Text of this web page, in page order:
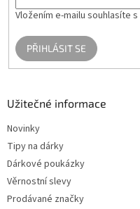
Vložením e-mailu souhlasíte s
PŘIHLÁSIT SE
Užitečné informace
Novinky
Tipy na dárky
Dárkové poukázky
Věrnostní slevy
Prodávané značky